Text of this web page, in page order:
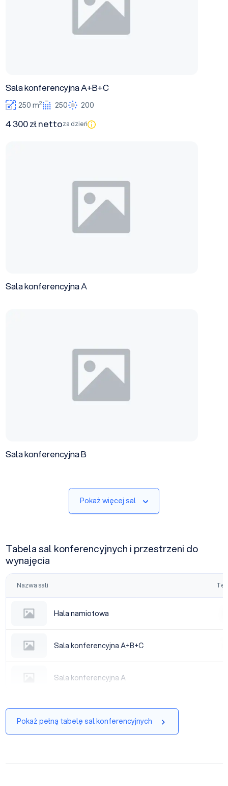
Sala konferencyjna A+B+C
250 m2 250 200
4 300 zł nettoza dzień
Sala konferencyjna A
Sala konferencyjna B
Pokaż więcej sal
Tabela sal konferencyjnych i przestrzeni do
wynajęcia
Nazwa sali
Hala namiotowa
Hala namiotowa
Sala konferencyjna A+B+C
Sala konferencyjna A+B+C
Sala konferencyjna A
Pokaż pełną tabelę sal konferencyjnych